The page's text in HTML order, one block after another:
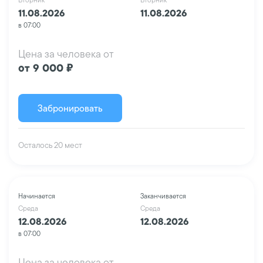
11.08.2026
в 07:00
11.08.2026
Цена за человека от
от 9 000 ₽
Забронировать
Осталось 20 мест
Начинается
Среда
12.08.2026
в 07:00
Заканчивается
Среда
12.08.2026